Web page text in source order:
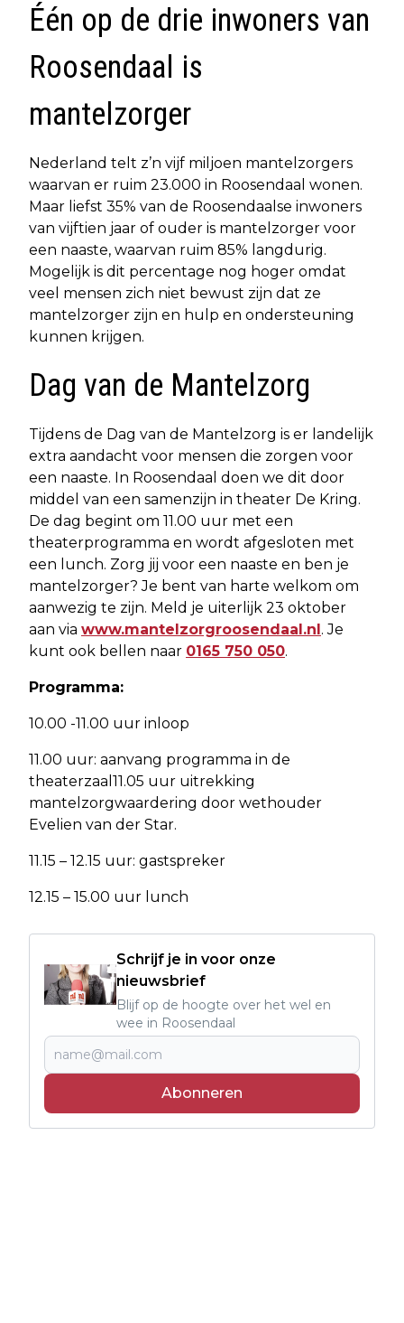
Één op de drie inwoners van
Roosendaal is
mantelzorger
Nederland telt z’n vijf miljoen mantelzorgers
waarvan er ruim 23.000 in Roosendaal wonen.
Maar liefst 35% van de Roosendaalse inwoners
van vijftien jaar of ouder is mantelzorger voor
een naaste, waarvan ruim 85% langdurig.
Mogelijk is dit percentage nog hoger omdat
veel mensen zich niet bewust zijn dat ze
mantelzorger zijn en hulp en ondersteuning
kunnen krijgen.
Dag van de Mantelzorg
Tijdens de Dag van de Mantelzorg is er landelijk
extra aandacht voor mensen die zorgen voor
een naaste. In Roosendaal doen we dit door
middel van een samenzijn in theater De Kring.
De dag begint om 11.00 uur met een
theaterprogramma en wordt afgesloten met
een lunch. Zorg jij voor een naaste en ben je
mantelzorger? Je bent van harte welkom om
aanwezig te zijn. Meld je uiterlijk 23 oktober
aan via www.mantelzorgroosendaal.nl. Je
kunt ook bellen naar 0165 750 050.
Programma:
10.00 -11.00 uur inloop
11.00 uur: aanvang programma in de
theaterzaal11.05 uur uitrekking
mantelzorgwaardering door wethouder
Evelien van der Star.
11.15 – 12.15 uur: gastspreker
12.15 – 15.00 uur lunch
Schrijf je in voor onze
nieuwsbrief
Blijf op de hoogte over het wel en
wee in Roosendaal
Abonneren